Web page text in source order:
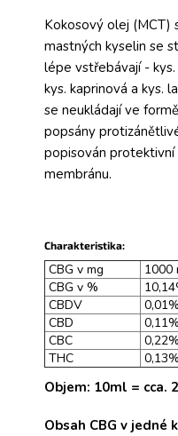
Kokosový olej (MCT)
mastných kyselin se
lépe vstřebávají -
kys. kaprinová a kys.
se neukládají ve
popsány
popisován protektivní
membránu.
Charakteristika:
CBG v mg
1000
CBG v %
CBDV
0,01%
CBD
0,11%
CBC
0,22%
THC
0,13%
Objem: 10ml = cca.
Obsah CBG v jedné